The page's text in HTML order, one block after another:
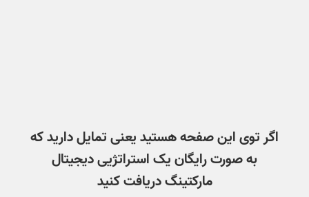
اگر توی این صفحه هستید یعنی تمایل دارید که
به صورت رایگان یک استراتژیی دیجیتال
مارکتینگ دریافت کنید